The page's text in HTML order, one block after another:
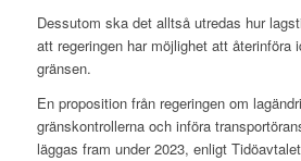
Dessutom ska det alltså utredas hur
att regeringen har möjlighet att återinföra
gränsen.
En proposition från regeringen om
gränskontrollerna och införa
läggas fram under 2023, enligt